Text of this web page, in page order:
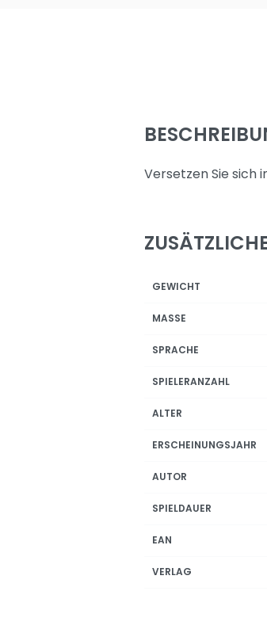
Versetzen Sie sich
GEWICHT
MASSE
SPRACHE
SPIELERANZAHL
ALTER
ERSCHEINUNGSJAHR
AUTOR
SPIELDAUER
EAN
VERLAG